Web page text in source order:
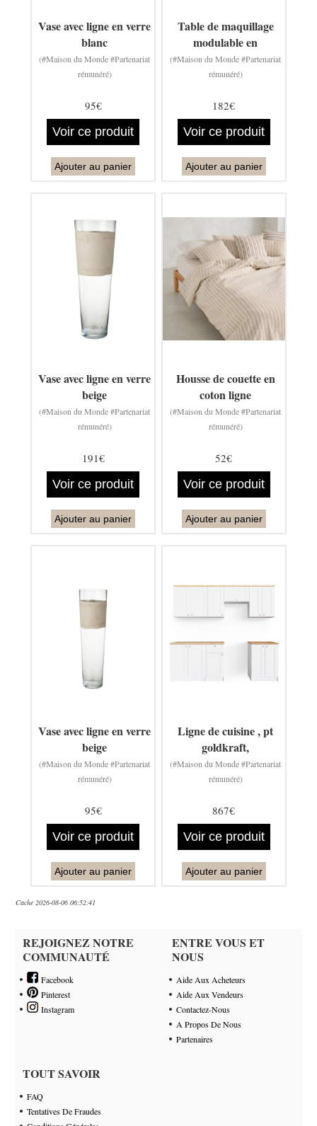
Vase avec ligne en verre
blanc
(#Maison du Monde #Partenariat
rémunéré)
95€
Voir ce produit
Ajouter au panier
Table de maquillage
modulable en
(#Maison du Monde #Partenariat
rémunéré)
182€
Voir ce produit
Ajouter au panier
Vase avec ligne en verre
beige
(#Maison du Monde #Partenariat
rémunéré)
191€
Voir ce produit
Ajouter au panier
Housse de couette en
coton ligne
(#Maison du Monde #Partenariat
rémunéré)
52€
Voir ce produit
Ajouter au panier
Vase avec ligne en verre
beige
(#Maison du Monde #Partenariat
rémunéré)
95€
Voir ce produit
Ajouter au panier
Ligne de cuisine , pt
goldkraft,
(#Maison du Monde #Partenariat
rémunéré)
867€
Voir ce produit
Ajouter au panier
Cache 2026-08-06 06:52:41
REJOIGNEZ NOTRE
COMMUNAUTÉ
Facebook
Pinterest
Instagram
ENTRE VOUS ET
NOUS
Aide Aux Acheteurs
Aide Aux Vendeurs
Contactez-Nous
A Propos De Nous
Partenaires
TOUT SAVOIR
FAQ
Tentatives De Fraudes